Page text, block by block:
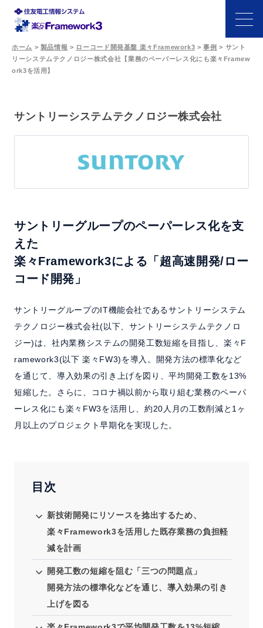
特長
開発シーン
価格
よくある質問
お問い合わせ／資料請求
採用情報
ホーム > 製品情報 > ローコード開発基盤 楽々Framework3 >事例 > サント
リーシステムテクノロジー株式会社【業務のペーパーレス化にも楽々Framew
ork3を活用】
サントリーシステムテクノロジー株式会社
サントリーグループのペーパーレス化を支
えた
楽々Framework3による「超高速開発/ロー
コード開発」
サントリーグループのIT機能会社であるサントリーシステム
テクノロジー株式会社(以下、サントリーシステムテクノロ
ジー)は、社内業務システムの開発工数短縮を目指し、楽々F
ramework3(以下 楽々FW3)を導入。開発方法の標準化など
を通じて、導入効果の引き上げを図り、平均開発工数を13%
短縮した。さらに、コロナ禍以前から取り組む業務のペーパ
ーレス化にも楽々FW3を活用し、約20人月の工数削減と1ヶ
月以上のプロジェクト早期化を実現した。
目次
新技術開発にリソースを捻出するため、
楽々Framework3を活用した既存業務の負担軽
減を計画
開発工数の短縮を阻む「三つの問題点」
開発方法の標準化などを通じ、導入効果の引き
上げを図る